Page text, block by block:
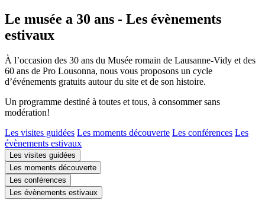
Le musée a 30 ans - Les évènements
estivaux
À l’occasion des 30 ans du Musée romain de Lausanne-Vidy et des
60 ans de Pro Lousonna, nous vous proposons un cycle
d’événements gratuits autour du site et de son histoire.
Un programme destiné à toutes et tous, à consommer sans
modération!
Les visites guidées Les moments découverte Les conférences Les
évènements estivaux
Les visites guidées
Les moments découverte
Les conférences
Les évènements estivaux